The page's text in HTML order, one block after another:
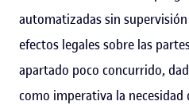
automatizadas sin
efectos legales sobre las
apartado poco concurrido,
como imperativa la necesidad